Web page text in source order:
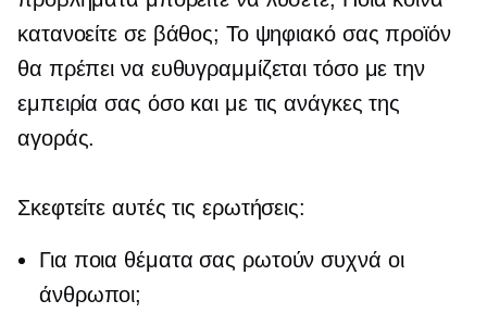
κατανοείτε σε βάθος; Το ψηφιακό σας προϊόν
θα πρέπει να ευθυγραμμίζεται τόσο με την
εμπειρία σας όσο και με τις ανάγκες της
αγοράς.
Σκεφτείτε αυτές τις ερωτήσεις:
Για ποια θέματα σας ρωτούν συχνά οι
άνθρωποι;